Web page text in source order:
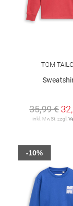
TOM
35,99 €
inkl. MwSt. zzgl.
-10%